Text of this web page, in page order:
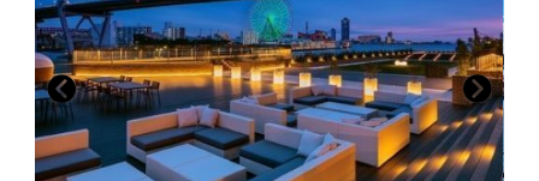
＜ご注意点＞
■全室禁煙です。館内1階・3階に喫煙スペースがございます。
■添い寝は有料人数1名様につき、お子様1名様（未就学児のみ）まで
となります。
■お部屋にございますナイトウェア・スリッパご着用時は、スパのみ
ご入場可能です。
その他施設は、ご入場・ご来店をお断りしております。